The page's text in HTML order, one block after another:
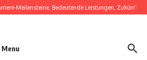
Meilensteine, Bedeutende Leistungen, Zukünftiges
Menu